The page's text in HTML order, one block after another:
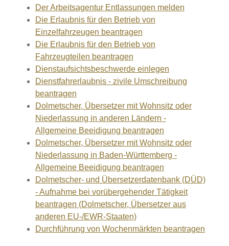
Der Arbeitsagentur Entlassungen melden
Die Erlaubnis für den Betrieb von
Einzelfahrzeugen beantragen
Die Erlaubnis für den Betrieb von
Fahrzeugteilen beantragen
Dienstaufsichtsbeschwerde einlegen
Dienstfahrerlaubnis - zivile Umschreibung
beantragen
Dolmetscher, Übersetzer mit Wohnsitz oder
Niederlassung in anderen Ländern -
Allgemeine Beeidigung beantragen
Dolmetscher, Übersetzer mit Wohnsitz oder
Niederlassung in Baden-Württemberg -
Allgemeine Beeidigung beantragen
Dolmetscher- und Übersetzerdatenbank (DÜD)
- Aufnahme bei vorübergehender Tätigkeit
beantragen (Dolmetscher, Übersetzer aus
anderen EU-/EWR-Staaten)
Durchführung von Wochenmärkten beantragen